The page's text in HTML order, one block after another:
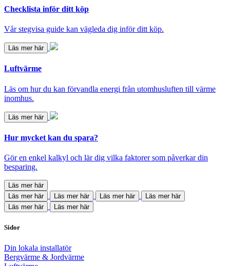
Checklista inför ditt köp
Vår stegvisa guide kan vägleda dig inför ditt köp.
Läs mer här
Luftvärme
Läs om hur du kan förvandla energi från utomhusluften till värme
inomhus.
Läs mer här
Hur mycket kan du spara?
Gör en enkel kalkyl och lär dig vilka faktorer som påverkar din
besparing.
Läs mer här
Läs mer här
Läs mer här Läs mer här
Läs mer här
Läs mer här
Läs mer här
Sidor
Din lokala installatör
Bergvärme & Jordvärme